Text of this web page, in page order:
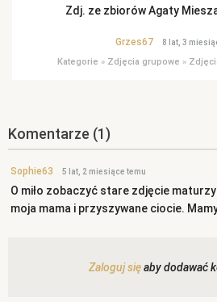
Zdj. ze zbiorów Agaty
Grzes67 8 lat, 3
Kategorie » Zdjęcia grupowe »
Komentarze (1)
Sophie63 5 lat, 2 miesiące temu
O miło zobaczyć stare zdjęcie
moja mama i przyszywane ciocie.
Zaloguj sięaby dodawać